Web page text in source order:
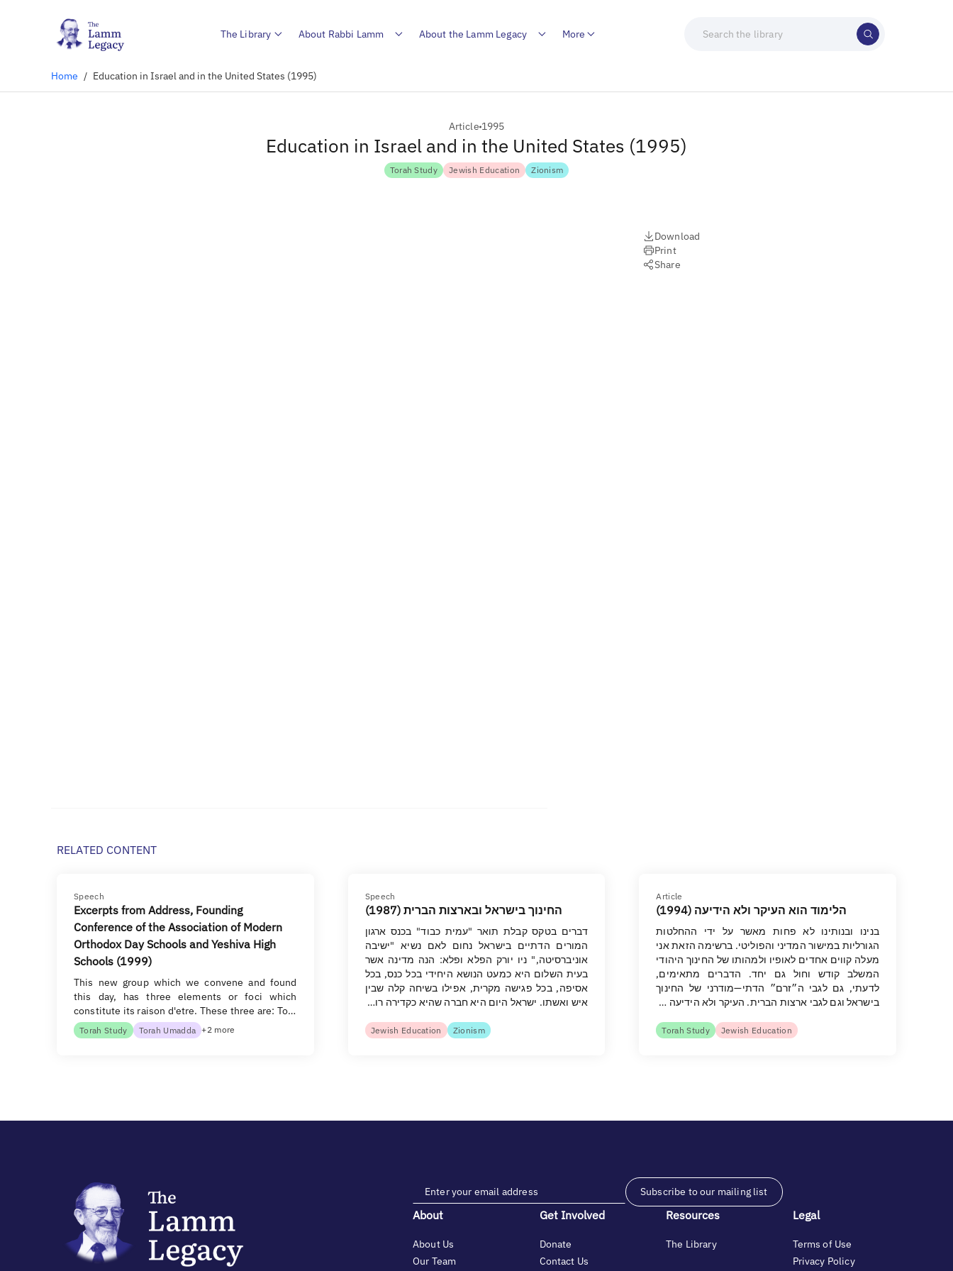
The Library About Rabbi Lamm About the Lamm Legacy More
Home / Education in Israel and in the United States (1995)
Article 1995
Education in Israel and in the United States (1995)
Torah Study Jewish Education Zionism
Download
Print
Share
RELATED CONTENT
Speech
Excerpts from Address, Founding
Conference of the Association of Modern
Orthodox Day Schools and Yeshiva High
Schools (1999)
This new group which we convene and found
this day, has three elements or foci which
constitute its raison d'etre. These three are: To…
Torah Study Torah Umadda +2 more
Speech
החינוך בישראל ובארצות הברית (1987)
דברים בטקס קבלת תואר "עמית כבוד" בכנס ארגון
המורים הדתיים בישראל נחום לאם נשיא "ישיבה
אוניברסיטה," ניו יורק הפלא ופלא: הנה מדינה אשר
בעית השלום היא כמעט הנושא היחידי בכל כנס, בכל
אסיפה, בכל פגישה מקרית, אפילו בשיחה קלה שבין
איש ואשתו. ישראל היום היא חברה שהיא כקדירה רו…
Jewish Education Zionism
Article
הלימוד הוא העיקר ולא הידיעה (1994)
בנינו ובנותינו לא פחות מאשר על ידי ההחלטות
הגורליות במישור המדיני והפוליטי. ברשימה הזאת אני
מעלה קווים אחדים לאופיו ולמהותו של החינוך היהודי
המשלב קודש וחול גם יחד. הדברים מתאימים,
לדעתי, גם לגבי ה״זרם״ הדתי—מודרני של החינוך
בישראל וגם לגבי ארצות הברית. העיקר ולא הידיעה …
Torah Study Jewish Education
Subscribe to our mailing list
About
About Us
Our Team
Get Involved
Donate
Contact Us
Resources
The Library
Legal
Terms of Use
Privacy Policy